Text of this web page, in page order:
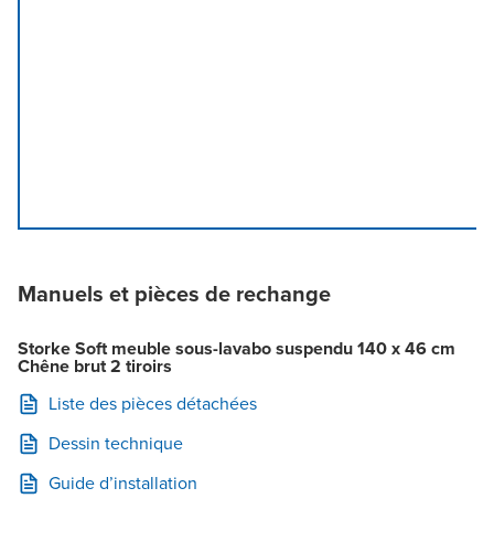
Manuels et pièces de rechange
Storke Soft meuble sous-lavabo suspendu 140 x 46 cm
Chêne brut 2 tiroirs
Liste des pièces détachées
Dessin technique
Guide d’installation